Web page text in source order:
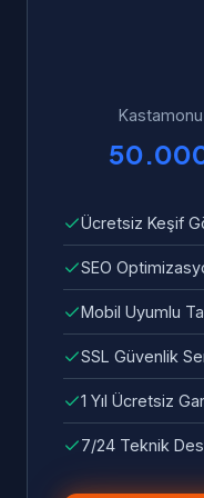
hata ve sorunlar
Kastamonu
Ücretsiz Keşif
SEO
Mobil Uyumlu
SSL Güvenlik
1 Yıl Ücretsiz
7/24 Teknik